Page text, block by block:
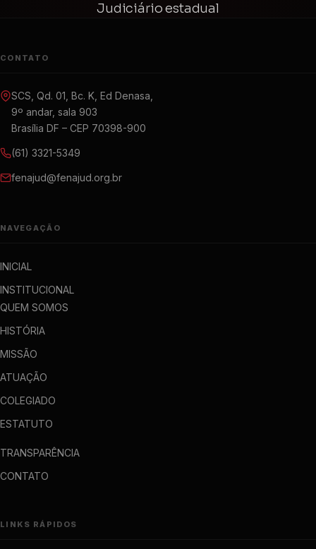
Judiciário estadual
CONTATO
SCS, Qd. 01, Bc. K, Ed Denasa,
9º andar, sala 903
Brasília DF – CEP 70398-900
(61) 3321-5349
fenajud@fenajud.org.br
NAVEGAÇÃO
INICIAL
INSTITUCIONAL
QUEM SOMOS
HISTÓRIA
MISSÃO
ATUAÇÃO
COLEGIADO
ESTATUTO
TRANSPARÊNCIA
CONTATO
LINKS RÁPIDOS